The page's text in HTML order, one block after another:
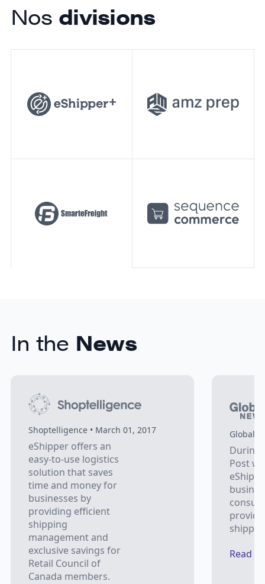
Nos divisions
In the News
Shoptelligence • March 01, 2017
eShipper offers an
easy-to-use logistics
solution that saves
time and money for
businesses by
providing efficient
shipping
management and
exclusive savings for
Retail Council of
Canada members.
Global
During
Post
Read